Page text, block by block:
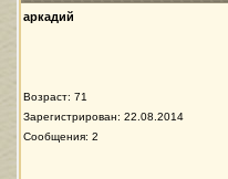
аркадий
Возраст: 71
Зарегистрирован: 22.08.2014
Сообщения: 2